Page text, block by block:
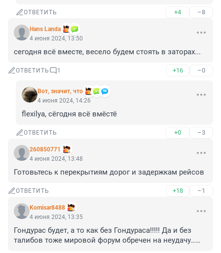
ОТВЕТИТЬ +4 –8
Hans Landa
4 июня 2024, 13:50
сегодня всё вместе, весело будем стоять в заторах...
ОТВЕТИТЬ 1 +16 –0
Вот, значит, что
4 июня 2024, 14:26
flexilya, сёгодня всё вмёстё
ОТВЕТИТЬ +0 –3
260850771
4 июня 2024, 13:48
Готовьтесь к перекрытиям дорог и задержкам рейсов
ОТВЕТИТЬ +18 –1
Komisar8488
4 июня 2024, 13:35
Гондурас будет, а то как без Гондураса!!!!! Да и без
талибов тоже мировой форум обречен на неудачу……